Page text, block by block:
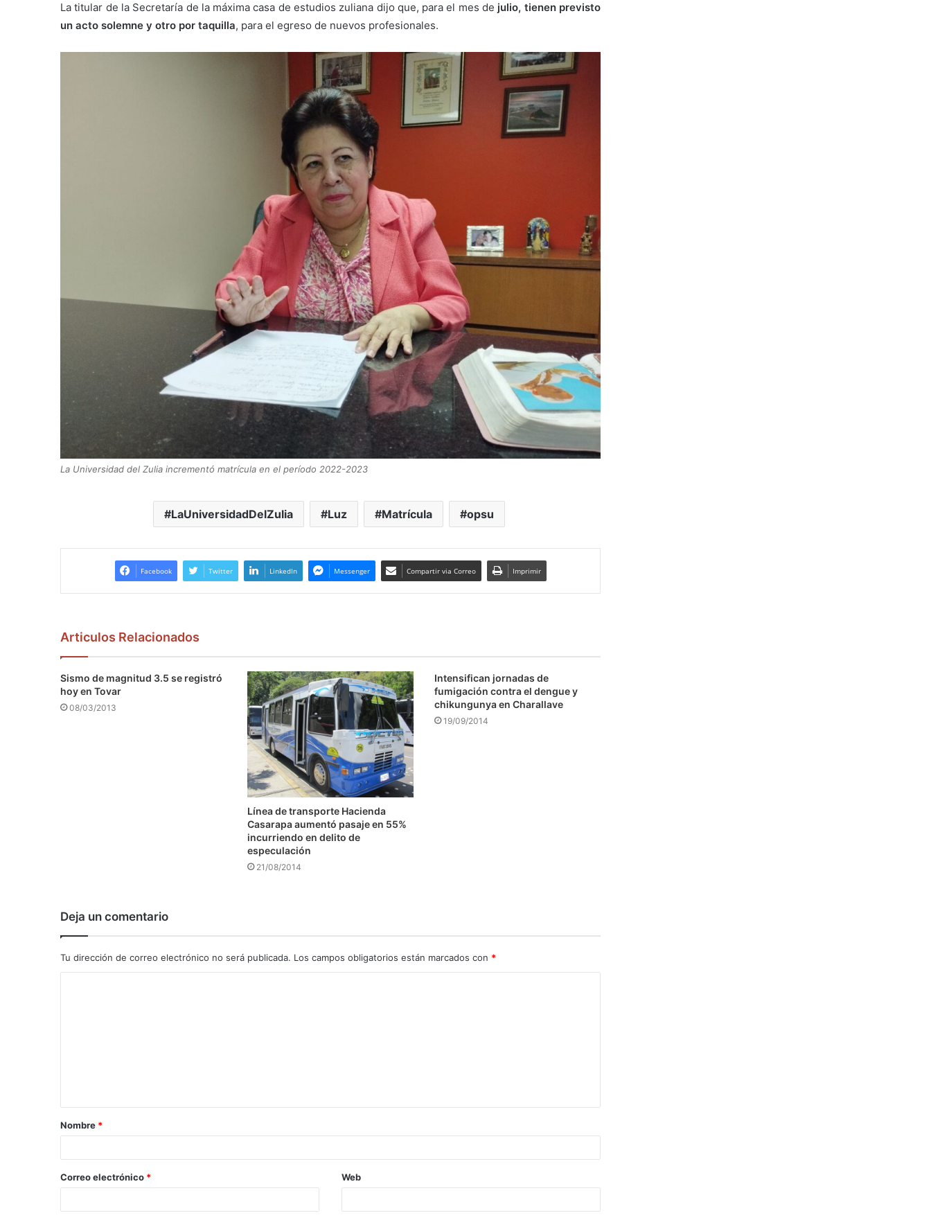
La titular de la Secretaría de la máxima casa de estudios zuliana dijo que, para el mes de julio, tienen previsto
un acto solemne y otro por taquilla, para el egreso de nuevos profesionales.
La Universidad del Zulia incrementó matrícula en el período 2022-2023
LaUniversidadDelZulia Luz Matrícula opsu
Facebook Twitter LinkedIn Messenger Compartir via Correo Imprimir
Articulos Relacionados
Sismo de magnitud 3.5 se registró
hoy en Tovar
08/03/2013
Línea de transporte Hacienda
Casarapa aumentó pasaje en 55%
incurriendo en delito de
especulación
21/08/2014
Intensifican jornadas de
fumigación contra el dengue y
chikungunya en Charallave
19/09/2014
Deja un comentario
Tu dirección de correo electrónico no será publicada. Los campos obligatorios están marcados con *
a
r
*
Nombre *
Correo electrónico * Web